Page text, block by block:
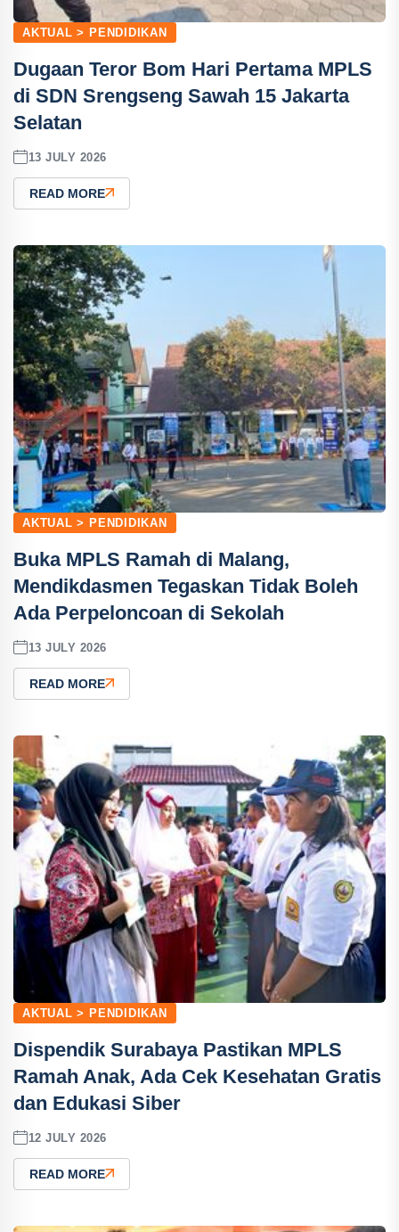
AKTUAL > PENDIDIKAN
Dugaan Teror Bom Hari Pertama MPLS
di SDN Srengseng Sawah 15 Jakarta
Selatan
13 JULY 2026
READ MORE
AKTUAL > PENDIDIKAN
Buka MPLS Ramah di Malang,
Mendikdasmen Tegaskan Tidak Boleh
Ada Perpeloncoan di Sekolah
13 JULY 2026
READ MORE
AKTUAL > PENDIDIKAN
Dispendik Surabaya Pastikan MPLS
Ramah Anak, Ada Cek Kesehatan Gratis
dan Edukasi Siber
12 JULY 2026
READ MORE